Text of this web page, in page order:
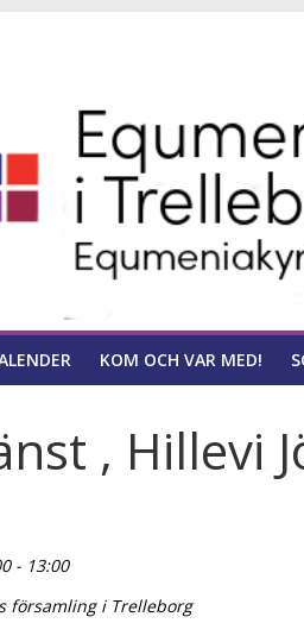
KOM OCH VAR MED!
, Hillevi
- 13:00
församling i Trelleborg